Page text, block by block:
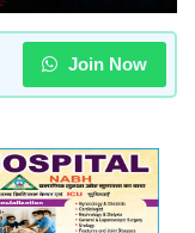
Join Now